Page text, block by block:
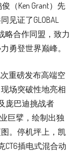
（Ken Grant）先
见证了GLOBAL
略合作同盟，致力
勇登世界巅峰。
次重磅发布高端空
场突破性地亮相
庞巴迪挑战者
巨擘，绘制出独
。停机坪上，凯
CT6插电式混合动